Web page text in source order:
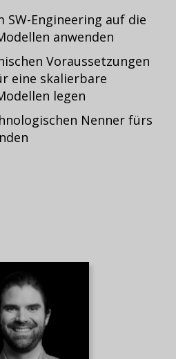
SW-Engineering auf die
anwenden
Voraussetzungen
eine skalierbare
legen
Nenner fürs